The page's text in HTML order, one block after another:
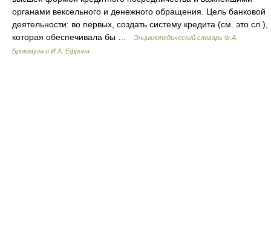
органами вексельного и денежного обращения. Цель банковой
деятельности: во первых, создать систему кредита (см. это сл.),
которая обеспечивала бы …
Энциклопедический словарь Ф.А.
Брокгауза и И.А. Ефрона